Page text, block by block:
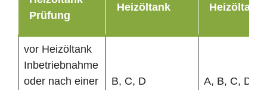
Prüfung
Heizöltank Heizöltank
vor Heizöltank
Inbetriebnahme
oder nach einer
B, C, D A, B, C, D